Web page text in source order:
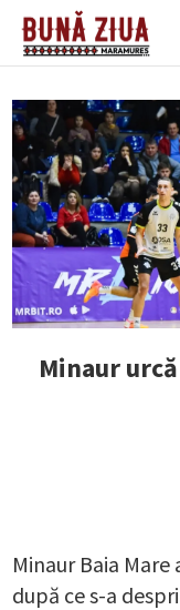
Minaur
Minaur Baia Mare
după ce s-a